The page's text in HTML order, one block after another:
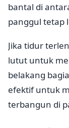
bantal di
panggul tetap
Jika tidur
lutut untuk
belakang
efektif untuk
terbangun di